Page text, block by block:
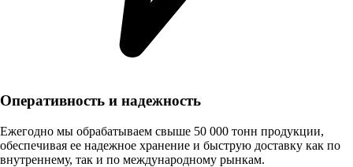
Оперативность и надежность
Ежегодно мы обрабатываем свыше 50 000 тонн продукции,
обеспечивая ее надежное хранение и быструю доставку как по
внутреннему, так и по международному рынкам.